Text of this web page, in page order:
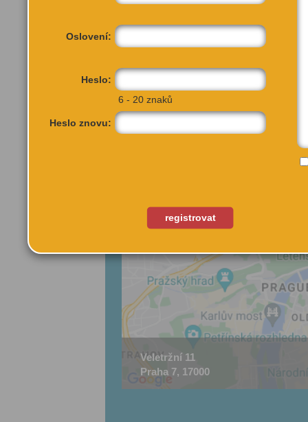
Veletržní 11
Praha 7, 17000
Oslovení:
Heslo:
6 - 20 znaků
Heslo znovu:
registrovat